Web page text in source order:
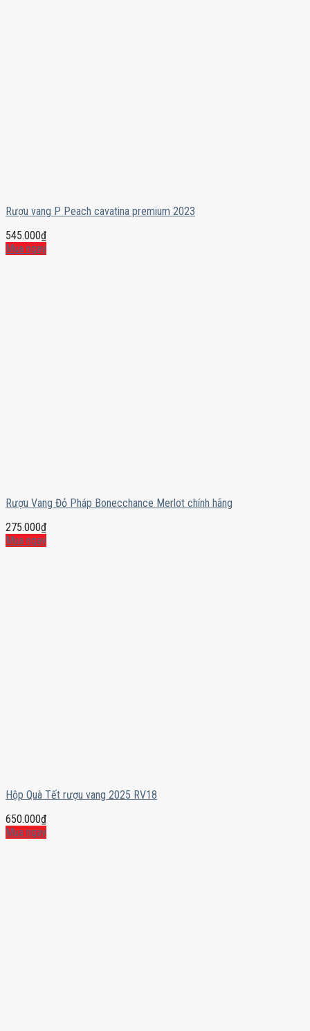
Rượu vang P Peach cavatina premium 2023
545.000₫
Mua ngay
Rượu Vang Đỏ Pháp Bonecchance Merlot chính hãng
275.000₫
Mua ngay
Hộp Quà Tết rượu vang 2025 RV18
650.000₫
Mua ngay